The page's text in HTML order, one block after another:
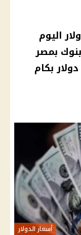
الدولار اليوم
بنوك بمصر
تسجل أعلي سعر بيع وشراء 50 دولار بكام
أسعار الدولار